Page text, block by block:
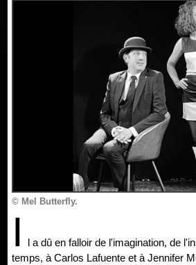
© Mel Butterfly.
I
l a dû en falloir de l'imagination, de
temps, à Carlos Lafuente et à Jennifer